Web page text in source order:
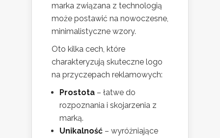
marka związana z technologią
może postawić na nowoczesne,
minimalistyczne wzory.
Oto kilka cech, które
charakteryzują skuteczne logo
na przyczepach reklamowych:
Prostota – łatwe do
rozpoznania i skojarzenia z
marką.
Unikalność – wyróżniające